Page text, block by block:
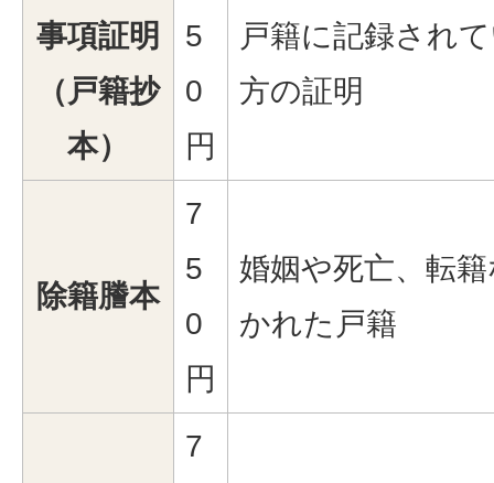
事項証明
（戸籍抄
本）
5
0
円
戸籍に記録され
方の証明
除籍謄本
7
5
0
円
婚姻や死亡、転
かれた戸籍
7